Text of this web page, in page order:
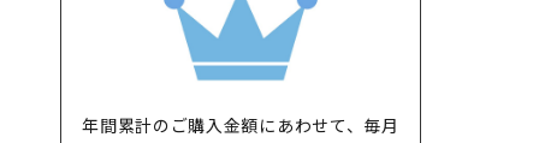
年間累計のご購入金額にあわせて、毎月